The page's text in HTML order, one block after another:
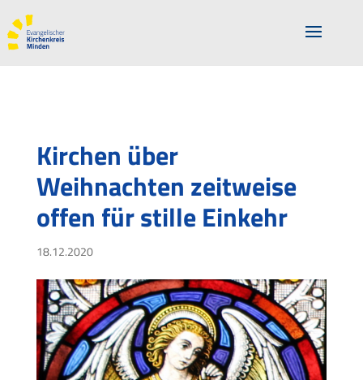
Kirchen über
Weihnachten zeitweise
offen für stille Einkehr
18.12.2020